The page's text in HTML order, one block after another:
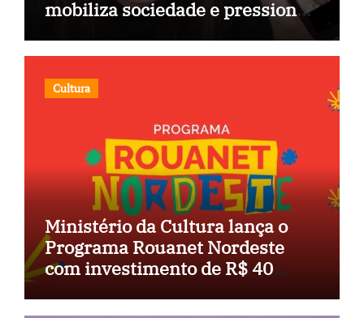
mobiliza sociedade e pressiona
Cultura
Ministério da Cultura lança o
Programa Rouanet Nordeste
com investimento de R$ 40